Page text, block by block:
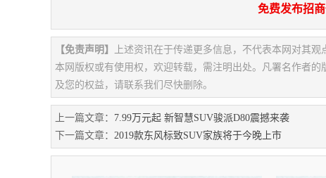
免费发布招
【免责声明】
上述资讯在于传递更多信息，不代表本网对其
本网版权或有使用权，欢迎转载，需注明出处。凡署名作者
及您的权益，请联系我们尽快删除。
上一篇文章： 7.99万元起 新智慧SUV骏派D80震撼来袭
下一篇文章： 2019款东风标致SUV家族将于今晚上市